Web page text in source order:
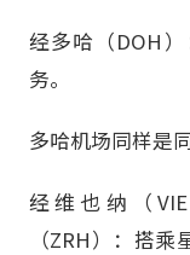
经多哈（DOH
务。
多哈机场同样是
经维也纳（
（ZRH）：搭